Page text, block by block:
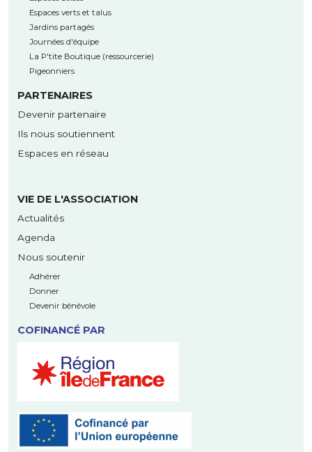
Espaces verts et talus
Jardins partagés
Journées d'équipe
La P'tite Boutique (ressourcerie)
Pigeonniers
PARTENAIRES
Devenir partenaire
Ils nous soutiennent
Espaces en réseau
VIE DE L'ASSOCIATION
Actualités
Agenda
Nous soutenir
Adhérer
Donner
Devenir bénévole
COFINANCÉ PAR